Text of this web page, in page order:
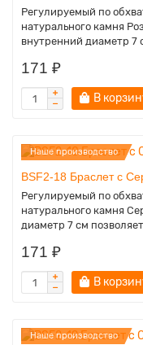
Регулируемый по
натурального камня
внутренний диаметр 7
171 ₽
В
Наше производство
BSF2-18 Браслет с
Регулируемый по
натурального камня
диаметр 7 см
171 ₽
В
Наше производство